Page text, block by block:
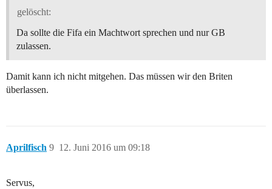
gelöscht:
Da sollte die Fifa ein Machtwort sprechen und nur GB
zulassen.
Damit kann ich nicht mitgehen. Das müssen wir den Briten
überlassen.
Aprilfisch 12. Juni 2016 um 09:18
9
Servus,